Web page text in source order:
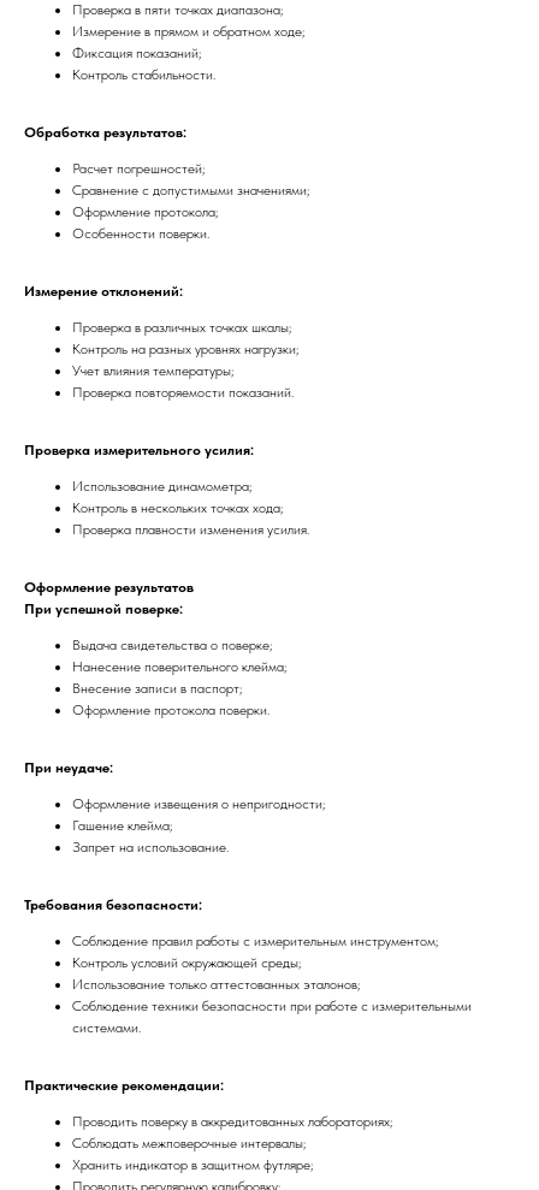
Проверка в пяти точках диапазона;
Измерение в прямом и обратном ходе;
Фиксация показаний;
Контроль стабильности.
Обработка результатов:
Расчет погрешностей;
Сравнение с допустимыми значениями;
Оформление протокола;
Особенности поверки.
Измерение отклонений:
Проверка в различных точках шкалы;
Контроль на разных уровнях нагрузки;
Учет влияния температуры;
Проверка повторяемости показаний.
Проверка измерительного усилия:
Использование динамометра;
Контроль в нескольких точках хода;
Проверка плавности изменения усилия.
Оформление результатов
При успешной поверке:
Выдача свидетельства о поверке;
Нанесение поверительного клейма;
Внесение записи в паспорт;
Оформление протокола поверки.
При неудаче:
Оформление извещения о непригодности;
Гашение клейма;
Запрет на использование.
Требования безопасности:
Соблюдение правил работы с измерительным инструментом;
Контроль условий окружающей среды;
Использование только аттестованных эталонов;
Соблюдение техники безопасности при работе с измерительными
системами.
Практические рекомендации:
Проводить поверку в аккредитованных лабораториях;
Соблюдать межповерочные интервалы;
Хранить индикатор в защитном футляре;
Проводить регулярную калибровку;